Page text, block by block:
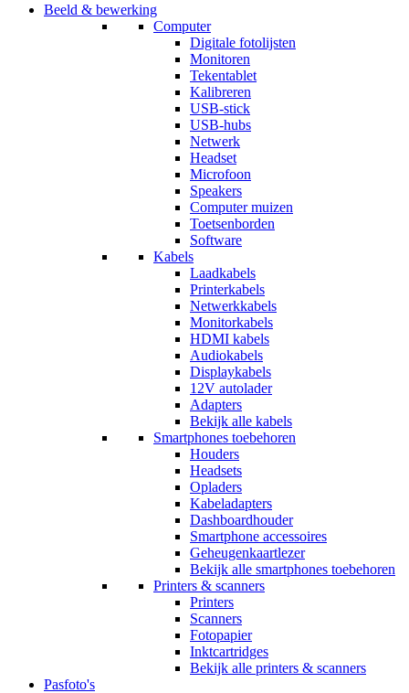
Beeld & bewerking
Computer
Digitale fotolijsten
Monitoren
Tekentablet
Kalibreren
USB-stick
USB-hubs
Netwerk
Headset
Microfoon
Speakers
Computer muizen
Toetsenborden
Software
Kabels
Laadkabels
Printerkabels
Netwerkkabels
Monitorkabels
HDMI kabels
Audiokabels
Displaykabels
12V autolader
Adapters
Bekijk alle kabels
Smartphones toebehoren
Houders
Headsets
Opladers
Kabeladapters
Dashboardhouder
Smartphone accessoires
Geheugenkaartlezer
Bekijk alle smartphones toebehoren
Printers & scanners
Printers
Scanners
Fotopapier
Inktcartridges
Bekijk alle printers & scanners
Pasfoto's